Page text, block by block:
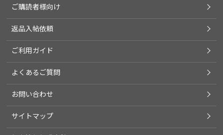
ご購読者様向け
返品入帖依頼
ご利用ガイド
よくあるご質問
お問い合わせ
サイトマップ